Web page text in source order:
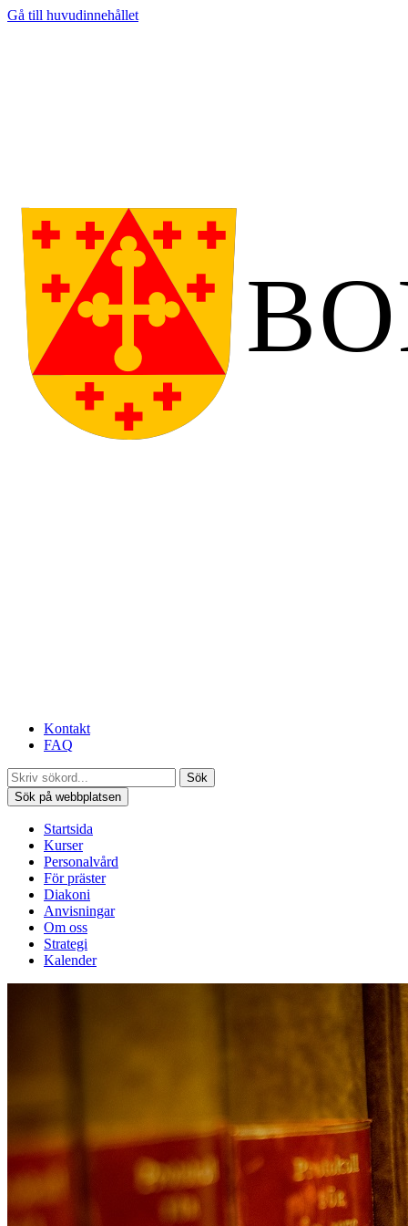
Gå till huvudinnehållet
Kontakt
FAQ
Sök
Sök på webbplatsen
Startsida
Kurser
Personalvård
För präster
Diakoni
Anvisningar
Om oss
Strategi
Kalender